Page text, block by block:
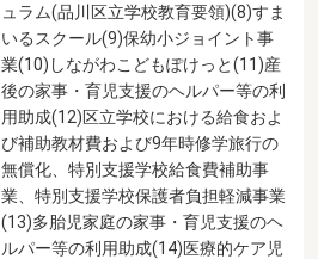
ュラム(品川区立学校教育要領)(8)すま
いるスクール(9)保幼小ジョイント事
業(10)しながわこどもぽけっと(11)産
後の家事・育児支援のヘルパー等の利
用助成(12)区立学校における給食およ
び補助教材費および9年時修学旅行の
無償化、特別支援学校給食費補助事
業、特別支援学校保護者負担軽減事業
(13)多胎児家庭の家事・育児支援のヘ
ルパー等の利用助成(14)医療的ケア児